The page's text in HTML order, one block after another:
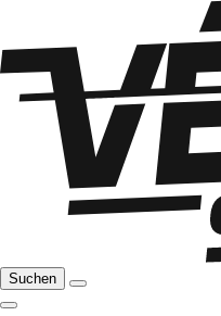
Suchen